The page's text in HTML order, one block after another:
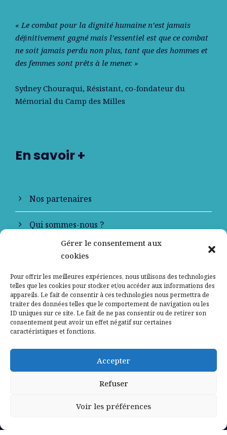
Gérer le consentement aux
cookies
Pour offrir les meilleures expériences, nous utilisons des technologies
telles que les cookies pour stocker et/ou accéder aux informations des
appareils. Le fait de consentir à ces technologies nous permettra de
traiter des données telles que le comportement de navigation ou les
ID uniques sur ce site. Le fait de ne pas consentir ou de retirer son
consentement peut avoir un effet négatif sur certaines
caractéristiques et fonctions.
Accepter
Refuser
Voir les préférences
« Le combat pour la dignité humaine n’est jamais
déﬁnitivement gagné mais l’essentiel est que ce combat
ne soit jamais perdu non plus, tant que des hommes et
des femmes sont prêts à le mener. »
Sydney Chouraqui, Résistant, co-fondateur du
Mémorial du Camp des Milles
En savoir +
Nos partenaires
Qui sommes-nous ?
Contactez-nous
Mentions légales
Politique de confidentialité